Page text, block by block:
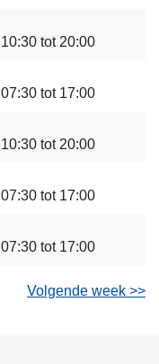
10:30 tot 20:00
07:30 tot 17:00
10:30 tot 20:00
07:30 tot 17:00
07:30 tot 17:00
Volgende week >>